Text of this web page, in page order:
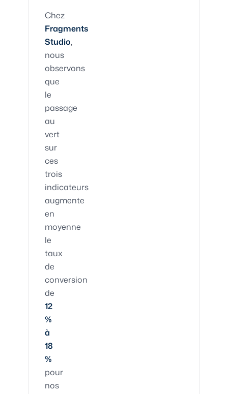
Chez
Fragments
Studio,
nous
observons
que
le
passage
au
vert
sur
ces
trois
indicateurs
augmente
en
moyenne
le
taux
de
conversion
de
12
%
à
18
%
pour
nos